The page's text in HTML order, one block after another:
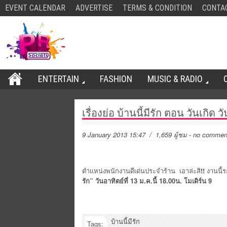
EVENT CALENDAR ADVERTISE TERMS & CONDITION
ENTERTAIN FASHION MUSIC & RADIO
เรื่องย่อ บ้านนี้มีรัก ตอน วันเกิด
9 January 2013 15:47/ 1,659 ผู้ชม - no
ตำแหน่งพนักงานดีเด่นประจำร้าน เอาล่ะสิ!! งานนี้
รัก” วันอาทิตย์ที่ 13 ม.ค.นี้ 18.00น. โมเดิร์น 9
Tags: บ้านนี้มีรัก